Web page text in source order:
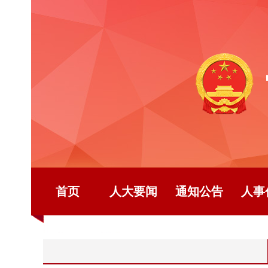
首页 人大要闻 通知公告 人